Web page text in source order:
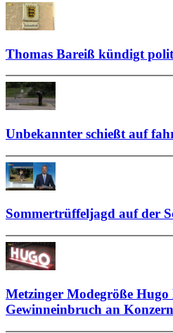
Thomas Bareiß kündigt
Unbekannter schießt auf
Sommertrüffeljagd auf der
Metzinger Modegröße Hugo
Gewinneinbruch an